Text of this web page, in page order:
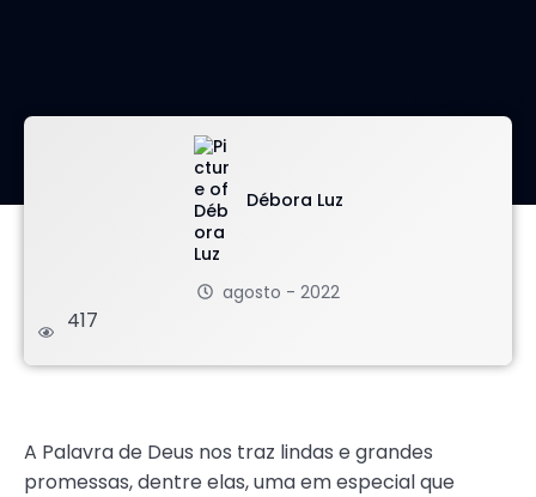
Débora Luz
agosto - 2022
417
A Palavra de Deus nos traz lindas e grandes
promessas, dentre elas, uma em especial que